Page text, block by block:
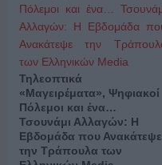
Τηλεοπτικά
«Μαγειρέματα», Ψηφιακοί
Πόλεμοι και ένα…
Τσουνάμι Αλλαγών: Η
Εβδομάδα που Ανακάτεψε
την Τράπουλα των